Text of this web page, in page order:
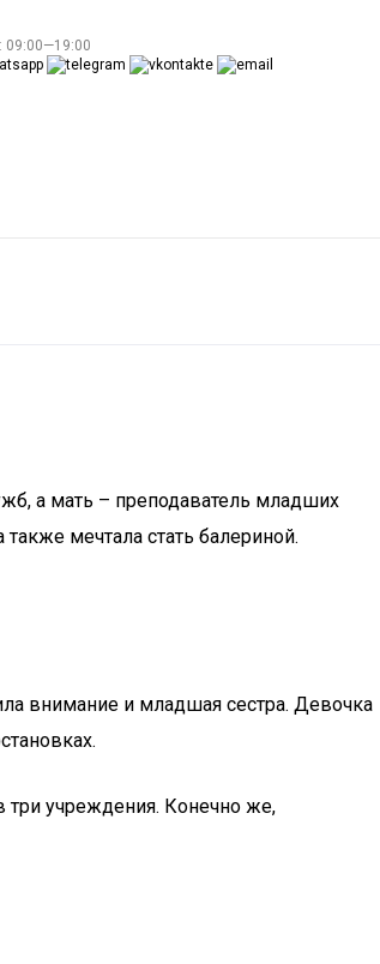
09:00—19:00
а мать – преподаватель младших
мечтала стать балериной.
внимание и младшая сестра. Девочка
три учреждения. Конечно же,